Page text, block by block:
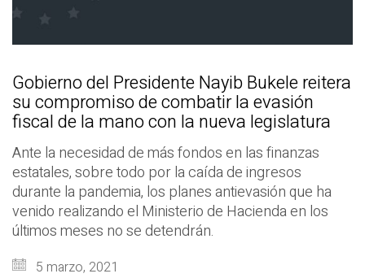
Gobierno del Presidente Nayib Bukele reitera
su compromiso de combatir la evasión
fiscal de la mano con la nueva legislatura
Ante la necesidad de más fondos en las finanzas
estatales, sobre todo por la caída de ingresos
durante la pandemia, los planes antievasión que ha
venido realizando el Ministerio de Hacienda en los
últimos meses no se detendrán.
5 marzo, 2021